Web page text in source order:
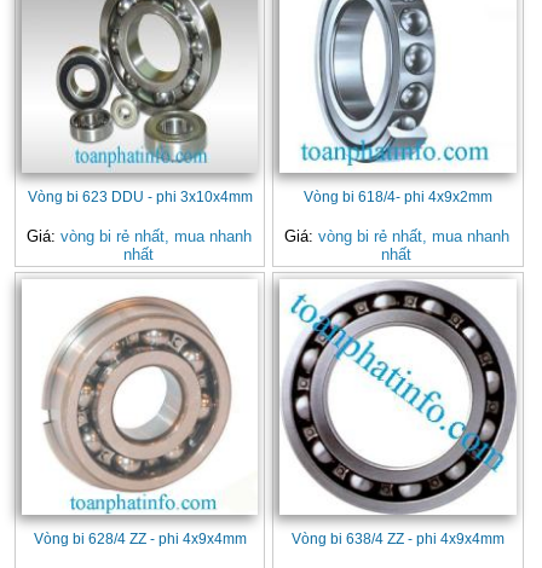
Vòng bi 623 DDU - phi 3x10x4mm
Giá: vòng bi rẻ nhất, mua nhanh
nhất
Vòng bi 618/4- phi 4x9x2mm
Giá: vòng bi rẻ nhất, mua nhanh
nhất
Vòng bi 628/4 ZZ - phi 4x9x4mm Vòng bi 638/4 ZZ - phi 4x9x4mm